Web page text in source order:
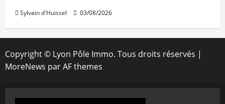
Sylvain d'Huissel 03/08/2026
Copyright © Lyon Pôle Immo. Tous droits réservés |
MoreNews par AF themes